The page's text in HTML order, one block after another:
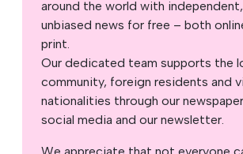
around the world with
unbiased news for free – both
print.
Our dedicated team supports the
community, foreign residents and
nationalities through our
social media and our newsletter.